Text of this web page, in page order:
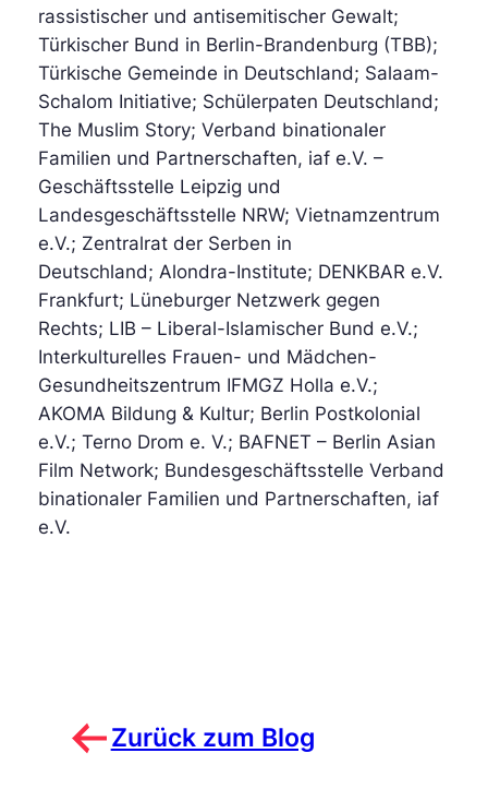
rassistischer und antisemitischer Gewalt;
Türkischer Bund in Berlin-Brandenburg (TBB);
Türkische Gemeinde in Deutschland; Salaam-
Schalom Initiative; Schülerpaten Deutschland;
The Muslim Story; Verband binationaler
Familien und Partnerschaften, iaf e.V. –
Geschäftsstelle Leipzig und
Landesgeschäftsstelle NRW; Vietnamzentrum
e.V.; Zentralrat der Serben in
Deutschland; Alondra-Institute; DENKBAR e.V.
Frankfurt; Lüneburger Netzwerk gegen
Rechts; LIB – Liberal-Islamischer Bund e.V.;
Interkulturelles Frauen- und Mädchen-
Gesundheitszentrum IFMGZ Holla e.V.;
AKOMA Bildung & Kultur; Berlin Postkolonial
e.V.; Terno Drom e. V.; BAFNET – Berlin Asian
Film Network; Bundesgeschäftsstelle Verband
binationaler Familien und Partnerschaften, iaf
e.V.
Zurück zum Blog